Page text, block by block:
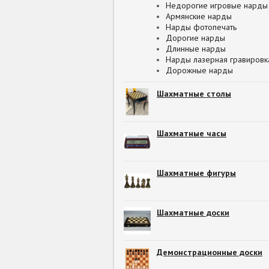
Недорогие игровые нарды
Армянские нарды
Нарды фотопечать
Дорогие нарды
Длинные нарды
Нарды лазерная
Дорожные нарды
Шахматные столы
Шахматные часы
Шахматные фигуры
Шахматные доски
Демонстрационные доски